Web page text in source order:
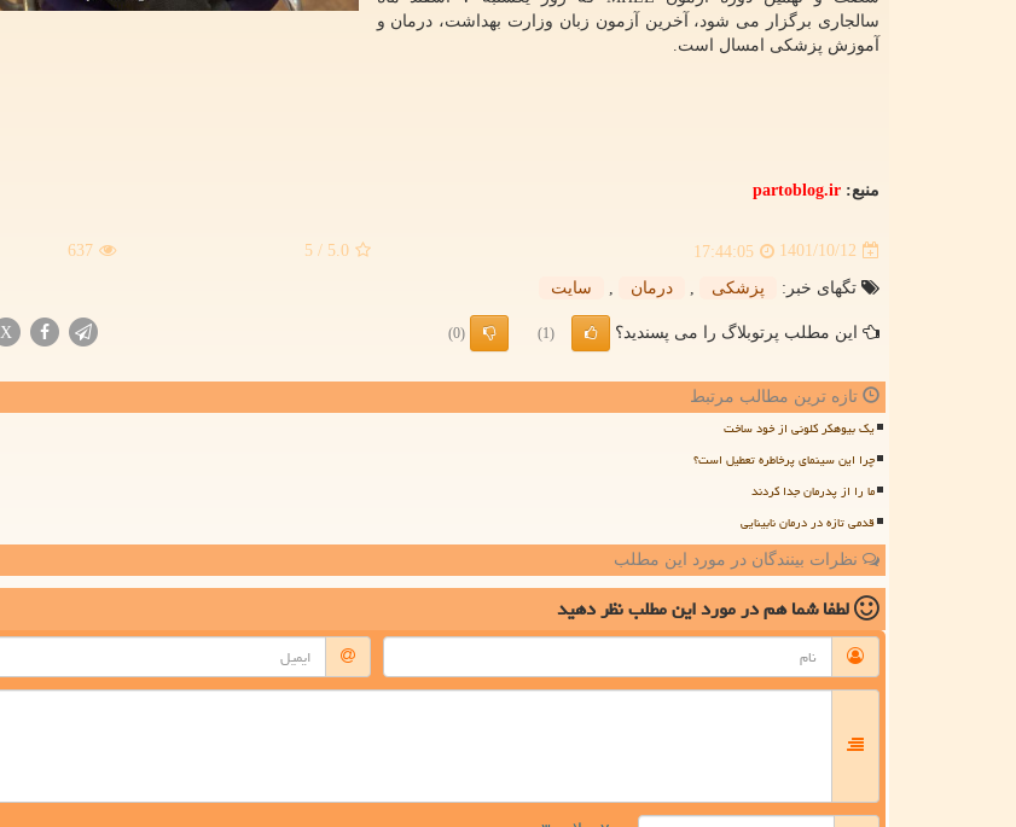
سالجاری برگزار می شود، آخرین آزمون زبان وزارت بهداشت، درمان و
آموزش پزشکی امسال است.
منبع: partoblog.ir
1401/10/12
17:44:05
5.0
/ 5
637
تگهای خبر: پزشكی , درمان , سایت
این مطلب پرتوبلاگ را می پسندید؟ (1)
(0)
X
تازه ترین مطالب مرتبط
یک بیوهکر کلونی از خود ساخت
چرا این سینمای پرخاطره تعطیل است؟
ما را از پدرمان جدا کردند
قدمی تازه در درمان نابینایی
نظرات بینندگان در مورد این مطلب
لطفا شما همدر مورد این مطلبنظر دهید